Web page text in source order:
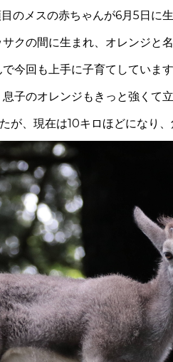
のメスの赤ちゃんが6月5日に
クの間に生まれ、オレンジと名
今回も上手に子育てしています
子のオレンジもきっと強くて
、現在は10キロほどになり、